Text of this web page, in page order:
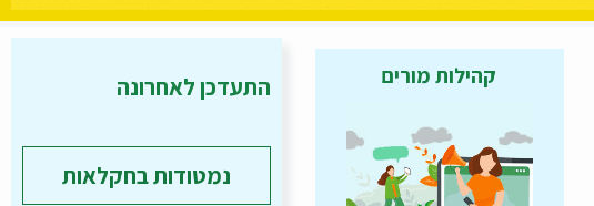
קהילות מורים התעדכן לאחרונה
נמטודות בחקלאות